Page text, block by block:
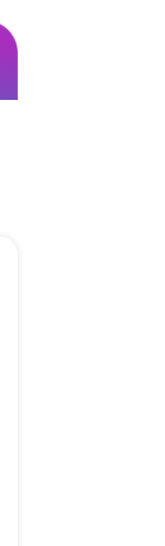
comunicações.
a proteger e
dados apenas
suas preferências a